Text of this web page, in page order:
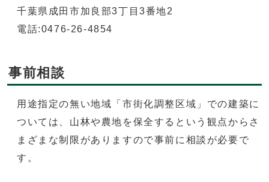
千葉県成田市加良部3丁目3番地2
電話:0476-26-4854
事前相談
用途指定の無い地域「市街化調整区域」での建築に
ついては、山林や農地を保全するという観点からさ
まざまな制限がありますので事前に相談が必要で
す。